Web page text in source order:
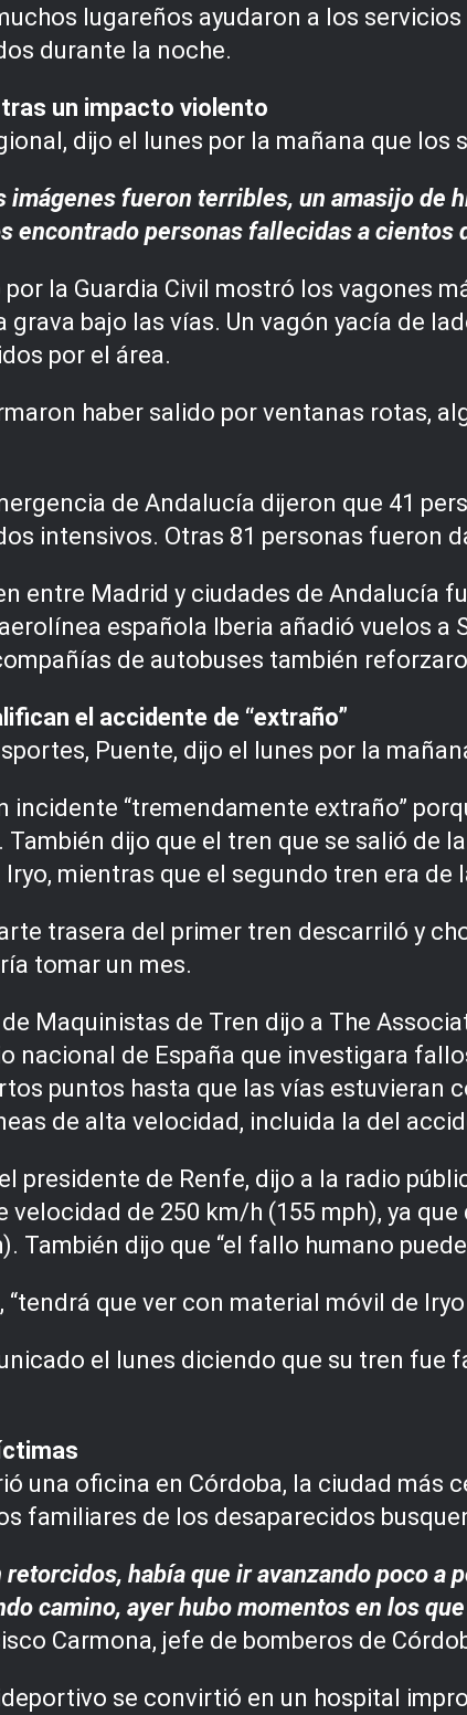
lugareños ayudaron a los
durante la noche.
un impacto violento
dijo el lunes por la mañana que
imágenes fueron terribles, un amasijo
encontrado personas fallecidas a cientos
por la Guardia Civil mostró los vagones
grava bajo las vías. Un vagón yacía de
por el área.
haber salido por ventanas rotas,
de Andalucía dijeron que 41
intensivos. Otras 81 personas fueron
entre Madrid y ciudades de Andalucía
española Iberia añadió vuelos a
de autobuses también
el accidente de “extraño”
Puente, dijo el lunes por la
incidente “tremendamente extraño”
También dijo que el tren que se salió de
mientras que el segundo tren era de
trasera del primer tren descarriló y
tomar un mes.
Maquinistas de Tren dijo a The
nacional de España que investigara
puntos hasta que las vías estuvieran
de alta velocidad, incluida la del
presidente de Renfe, dijo a la radio
velocidad de 250 km/h (155 mph), ya
También dijo que “el fallo humano
“tendrá que ver con material móvil de
el lunes diciendo que su tren fue
una oficina en Córdoba, la ciudad
familiares de los desaparecidos
retorcidos, había que ir avanzando poco
camino, ayer hubo momentos en los
Carmona, jefe de bomberos de
se convirtió en un hospital